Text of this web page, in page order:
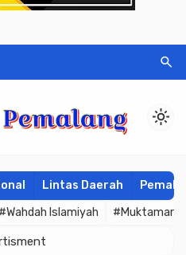
search
light_mode
Lintas Daerah
#Wahdah Islamiyah #Muktamar